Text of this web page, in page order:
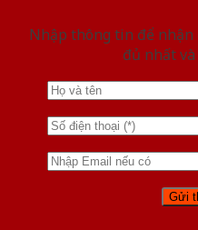
Nhập thông tin để
đủ nhất